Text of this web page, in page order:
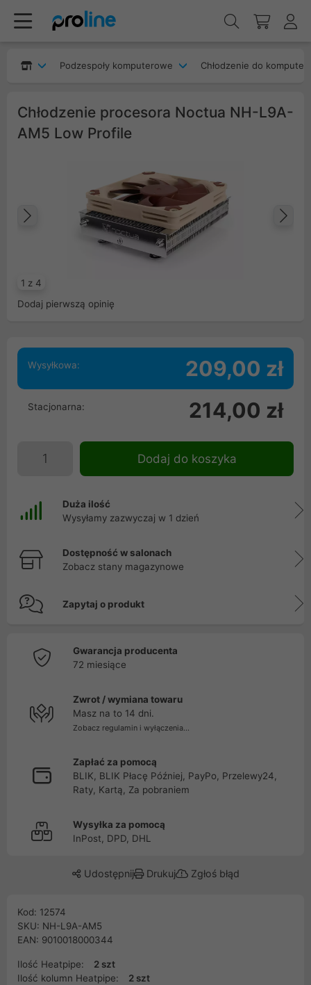
Podzespoły komputerowe Chłodzenie do
Chłodzenie procesora Noctua NH-L9A-
AM5 Low Profile
1 z 4
Poprzedni
Dodaj pierwszą opinię
Wysyłkowa: 209,00 zł
Stacjonarna: 214,00 zł
Dodaj do koszyka
Duża ilość
Wysyłamy zazwyczaj w 1 dzień
Dostępność w salonach
Zobacz stany magazynowe
Zapytaj o produkt
Gwarancja producenta
72 miesiące
Zwrot / wymiana towaru
Masz na to 14 dni.
Zobacz regulamin i wyłączenia...
Zapłać za pomocą
BLIK, BLIK Płacę Później, PayPo, Przelewy24,
Raty, Kartą, Za pobraniem
Wysyłka za pomocą
InPost, DPD, DHL
Udostępnij Drukuj Zgłoś błąd
Kod: 12574
SKU: NH-L9A-AM5
EAN: 9010018000344
Ilość Heatpipe:
2 szt
Ilość kolumn Heatpipe:
2 szt